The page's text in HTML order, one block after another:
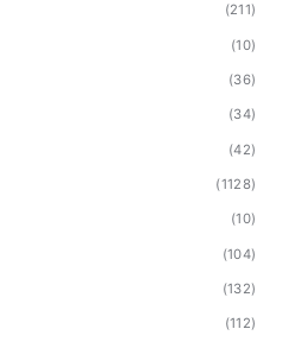
(211)
(10)
(36)
(34)
(42)
(1128)
(10)
(104)
(132)
(112)